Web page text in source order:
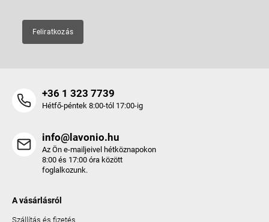
Feliratkozás
+36 1 323 7739
Hétfő-péntek 8:00-tól 17:00-ig
info@lavonio.hu
Az Ön e-mailjeivel hétköznapokon
8:00 és 17:00 óra között
foglalkozunk.
A vásárlásról
Szállítás és fizetés